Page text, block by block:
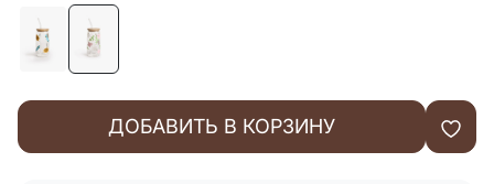
ДОБАВИТЬ В КОРЗИНУ